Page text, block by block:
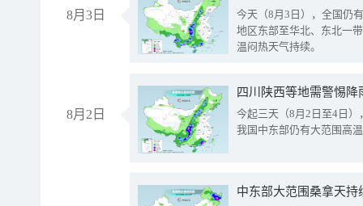
8月3日
今天（8月3日），全国仍
地区东部至华北、东北一
温闷热天气持续。
8月2日
今起三天（8月2日至4日
我国中东部仍有大范围高
中东部大范围桑拿天